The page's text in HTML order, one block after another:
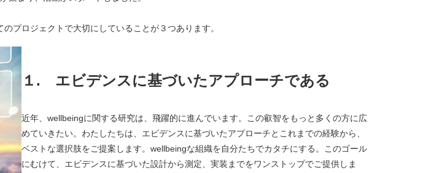
プロジェクトで大切にしていることが３つあります。
１. エビデンスに基づいたアプローチである
近年、wellbeingに関する研究は、飛躍的に進んでいます。この叡智をもっと多くの方に広
めていきたい。わたしたちは、エビデンスに基づいたアプローチとこれまでの経験から、
ベストな選択肢をご提案します。wellbeingな組織を自分たちでカタチにする。このゴール
にむけて、エビデンスに基づいた設計から測定、実装までをワンストップでご提供しま